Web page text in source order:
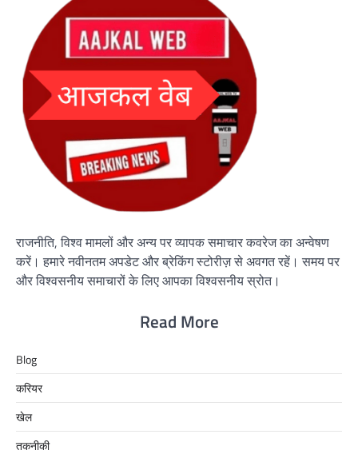
राजनीति, विश्व मामलों और अन्य पर व्यापक समाचार कवरेज का अन्वेषण
करें। हमारे नवीनतम अपडेट और ब्रेकिंग स्टोरीज़ से अवगत रहें। समय पर
और विश्वसनीय समाचारों के लिए आपका विश्वसनीय स्रोत।
Read More
Blog
करियर
खेल
तकनीकी